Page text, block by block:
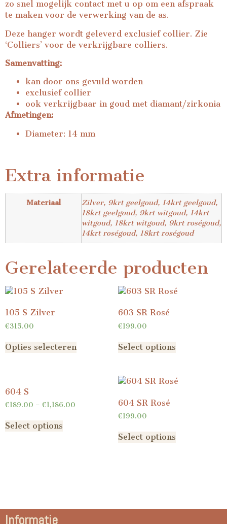
zo snel mogelijk contact met u op om een afspraak
te maken voor de verwerking van de as.
Deze hanger wordt geleverd exclusief collier. Zie
‘Colliers’ voor de verkrijgbare colliers.
Samenvatting:
kan door ons gevuld worden
exclusief collier
ook verkrijgbaar in goud met diamant/zirkonia
Afmetingen:
Diameter: 14 mm
Extra informatie
Materiaal
Zilver, 9krt geelgoud, 14krt geelgoud,
18krt geelgoud, 9krt witgoud, 14krt
witgoud, 18krt witgoud, 9krt roségoud,
14krt roségoud, 18krt roségoud
Gerelateerde producten
105 S Zilver
€315.00
Opties selecteren
603 SR Rosé
€199.00
Select options
604 S
€189.00 – €1,186.00
Select options
604 SR Rosé
€199.00
Select options
Informatie